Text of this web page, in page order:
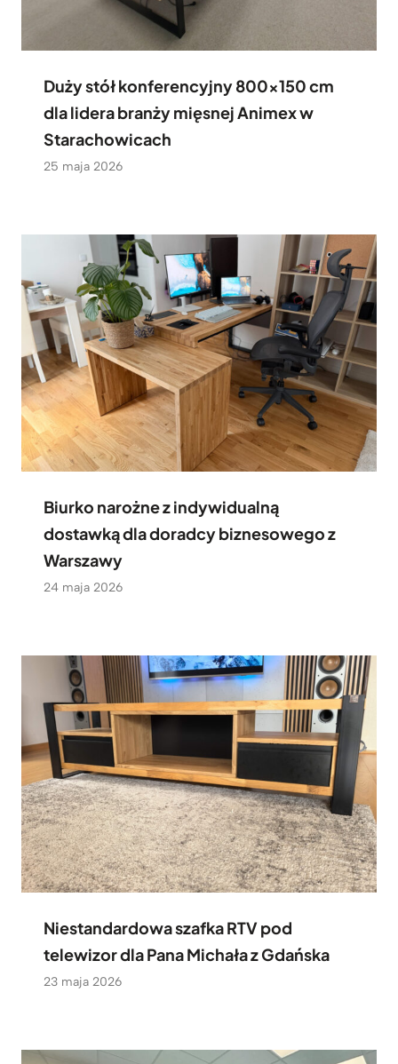
Duży stół konferencyjny 800×150 cm
dla lidera branży mięsnej Animex w
Starachowicach
25 maja 2026
Biurko narożne z indywidualną
dostawką dla doradcy biznesowego z
Warszawy
24 maja 2026
Niestandardowa szafka RTV pod
telewizor dla Pana Michała z Gdańska
23 maja 2026